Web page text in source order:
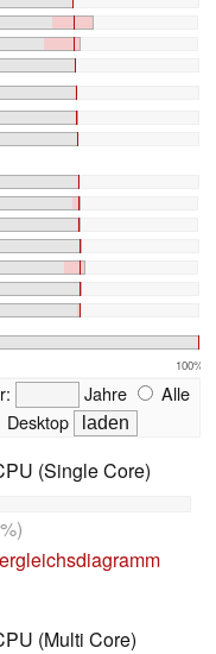
100%
Jahre
Alle
Desktop
(Single Core)
(Multi Core)